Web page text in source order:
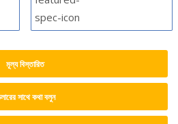
মূল্য বিস্তারিত
সাথে কথা বলুন